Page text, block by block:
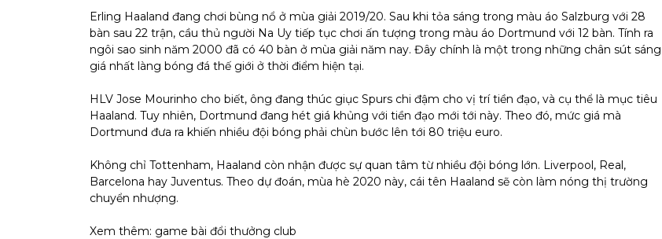
Erling Haaland đang chơi bùng nổ ở mùa giải 2019/20. Sau khi tỏa sáng trong màu áo Salzburg với 28
bàn sau 22 trận, cầu thủ người Na Uy tiếp tục chơi ấn tượng trong màu áo Dortmund với 12 bàn. Tính ra
ngôi sao sinh năm 2000 đã có 40 bàn ở mùa giải năm nay. Đây chính là một trong những chân sút sáng
giá nhất làng bóng đá thế giới ở thời điểm hiện tại.
HLV Jose Mourinho cho biết, ông đang thúc giục Spurs chi đậm cho vị trí tiền đạo, và cụ thể là mục tiêu
Haaland. Tuy nhiên, Dortmund đang hét giá khủng với tiền đạo mới tới này. Theo đó, mức giá mà
Dortmund đưa ra khiến nhiều đội bóng phải chùn bước lên tới 80 triệu euro.
Không chỉ Tottenham, Haaland còn nhận được sự quan tâm từ nhiều đội bóng lớn. Liverpool, Real,
Barcelona hay Juventus. Theo dự đoán, mùa hè 2020 này, cái tên Haaland sẽ còn làm nóng thị trường
chuyển nhượng.
Xem thêm: game bài đổi thưởng club